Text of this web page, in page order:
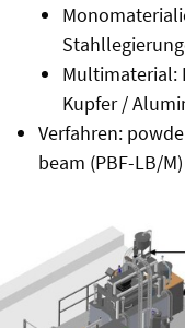
Multimaterial:
Kupfer /
Verfahren:
beam (PBF-LB/M)